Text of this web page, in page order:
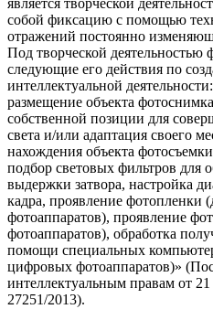
является творческой
собой фиксацию с помощью
отражений постоянно
Под творческой деятельностью
следующие его действия по
интеллектуальной
размещение объекта
собственной позиции для
света и/или адаптация своего
нахождения объекта
подбор световых фильтров для
выдержки затвора, настройка
кадра, проявление фотопленки
фотоаппаратов), проявление
фотоаппаратов), обработка
помощи специальных
цифровых фотоаппаратов)»
интеллектуальным правам от
27251/2013).